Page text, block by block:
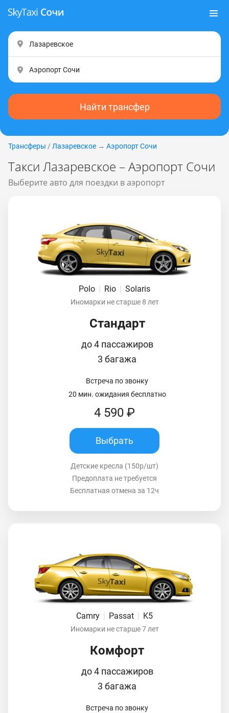
Найти трансфер
Трансферы / Лазаревское → Аэропорт Сочи
Такси Лазаревское – Аэропорт Сочи
Выберите авто для поездки в аэропорт
Polo | Rio | Solaris
Иномарки не старше 8 лет
Стандарт
до 4 пассажиров
3 багажа
Встреча по звонку
20 мин. ожидания бесплатно
4 590 ₽
Выбрать
Детские кресла (150р/шт)
Предоплата не требуется
Бесплатная отмена за 12ч
Camry Passat K5
Иномарки не старше 7 лет
Комфорт
до 4 пассажиров
3 багажа
Встреча по звонку